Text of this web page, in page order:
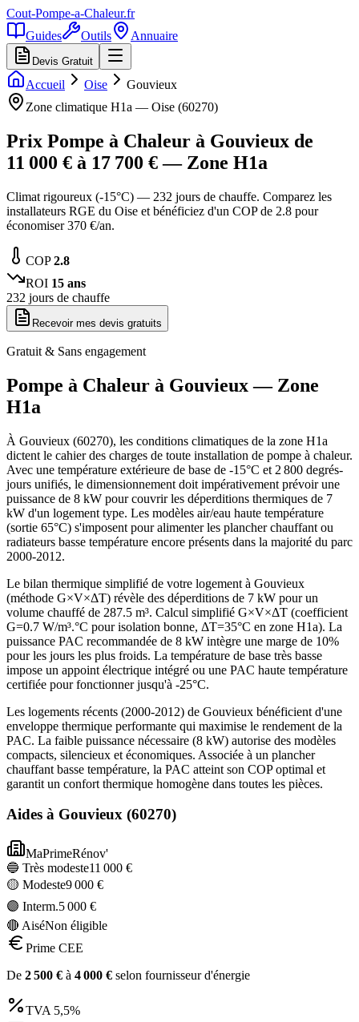
Cout-Pompe-a-Chaleur.fr
Guides
Outils Annuaire
Devis Gratuit
Accueil Oise
Gouvieux
Zone climatique H1a — Oise (60270)
Prix Pompe à Chaleur à Gouvieux de
11 000 € à 17 700 € — Zone H1a
Climat rigoureux (-15°C) — 232 jours de chauffe. Comparez les
installateurs RGE du Oise et bénéficiez d'un COP de 2.8 pour
économiser 370 €/an.
COP2.8
ROI 15 ans
232 jours de chauffe
Recevoir mes devis gratuits
Gratuit & Sans engagement
Pompe à Chaleur à Gouvieux— Zone
H1a
À Gouvieux (60270), les conditions climatiques de la zone H1a
dictent le cahier des charges de toute installation de pompe à chaleur.
Avec une température extérieure de base de -15°C et 2 800 degrés-
jours unifiés, le dimensionnement doit impérativement prévoir une
puissance de 8 kW pour couvrir les déperditions thermiques de 7
kW d'un logement type. Les modèles air/eau haute température
(sortie 65°C) s'imposent pour alimenter les plancher chauffant ou
radiateurs basse température encore présents dans la majorité du parc
2000-2012.
Le bilan thermique simplifié de votre logement à Gouvieux
(méthode G×V×ΔT) révèle des déperditions de 7 kW pour un
volume chauffé de 287.5 m³. Calcul simplifié G×V×ΔT (coefficient
G=0.7 W/m³.°C pour isolation bonne, ΔT=35°C en zone H1a). La
puissance PAC recommandée de 8 kW intègre une marge de 10%
pour les jours les plus froids. La température de base très basse
impose un appoint électrique intégré ou une PAC haute température
certifiée pour fonctionner jusqu'à -25°C.
Les logements récents (2000-2012) de Gouvieux bénéficient d'une
enveloppe thermique performante qui maximise le rendement de la
PAC. La faible puissance nécessaire (8 kW) autorise des modèles
compacts, silencieux et économiques. Associée à un plancher
chauffant basse température, la PAC atteint son COP optimal et
garantit un confort thermique homogène dans toutes les pièces.
Aides à Gouvieux (60270)
MaPrimeRénov'
🔵 Très modeste11 000 €
🟡 Modeste9 000 €
🟣 Interm.5 000 €
🔴 AiséNon éligible
Prime CEE
De 2 500 € à 4 000 € selon fournisseur d'énergie
TVA 5,5%